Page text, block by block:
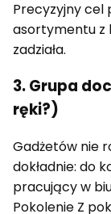
Precyzyjny cel
asortymentu z
zadziała.
3. Grupa
ręki?)
Gadżetów nie
dokładnie: do
pracujący w
Pokolenie Z